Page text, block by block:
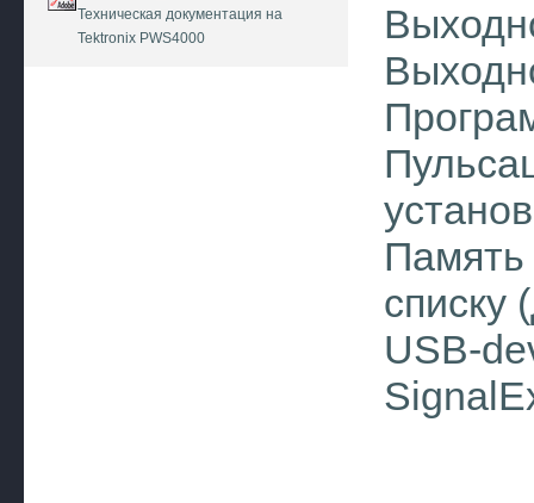
Техническая документация на
Tektronix PWS4000
Память
списку
USB-